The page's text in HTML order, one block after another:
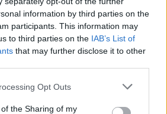
information by third parties on the
participants. This information may
to third parties on the IAB’s List of
that may further disclose it to other
Opt Outs
the Sharing of my
DIGITAL MARKETING MADTECH